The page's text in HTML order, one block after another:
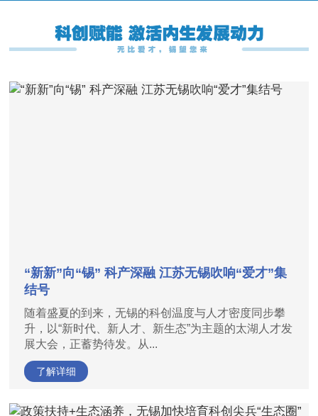
“新新”向“锡” 科产深融 江苏无锡吹响“爱才”集
结号
随着盛夏的到来，无锡的科创温度与人才密度同步攀
升，以“新时代、新人才、新生态”为主题的太湖人才发
展大会，正蓄势待发。从...
了解详细